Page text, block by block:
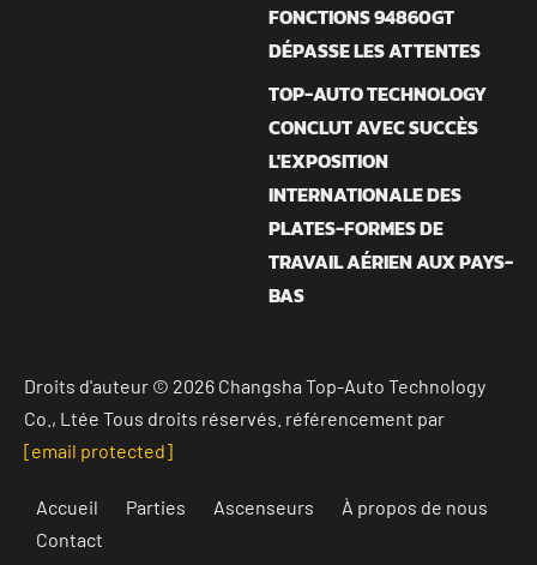
FONCTIONS 94860GT
DÉPASSE LES ATTENTES
TOP-AUTO TECHNOLOGY
CONCLUT AVEC SUCCÈS
L'EXPOSITION
INTERNATIONALE DES
PLATES-FORMES DE
TRAVAIL AÉRIEN AUX PAYS-
BAS
Droits d'auteur © 2026 Changsha Top-Auto Technology
Co., Ltée Tous droits réservés. référencement par
[email protected]
Accueil Parties Ascenseurs
À propos de nous
Contact